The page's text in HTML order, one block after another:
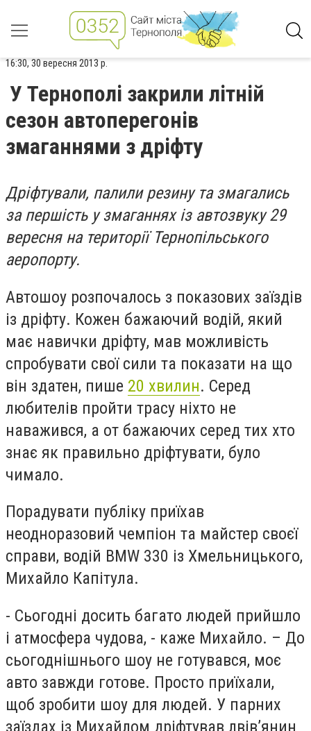
16:30, 30 вересня 2013 р.
У Тернополі закрили літній
сезон автоперегонів
змаганнями з дріфту
Дріфтували, палили резину та змагались
за першість у змаганнях із автозвуку 29
вересня на території Тернопільського
аеропорту.
Автошоу розпочалось з показових заїздів
із дріфту. Кожен бажаючий водій, який
має навички дріфту, мав можливість
спробувати свої сили та показати на що
він здатен, пише 20 хвилин. Серед
любителів пройти трасу ніхто не
наважився, а от бажаючих серед тих хто
знає як правильно дріфтувати, було
чимало.
Порадувати публіку приїхав
неодноразовий чемпіон та майстер своєї
справи, водій BMW 330 із Хмельницького,
Михайло Капітула.
- Сьогодні досить багато людей прийшло
і атмосфера чудова, - каже Михайло. – До
сьогоднішнього шоу не готувався, моє
авто завжди готове. Просто приїхали,
щоб зробити шоу для людей. У парних
заїздах із Михайлом дріфтував лвів’янин